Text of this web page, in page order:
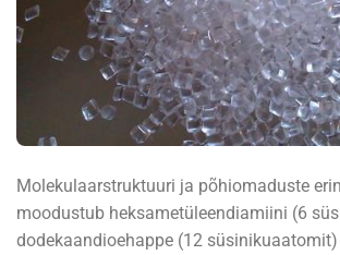
Molekulaarstruktuuri ja põhiomaduste
moodustub heksametüleendiamiini (6
dodekaandioehappe (12 süsinikuaatomit)